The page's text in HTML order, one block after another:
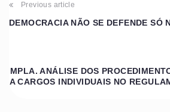
Previous article
DEMOCRACIA NÃO SE DEFENDE SÓ
MPLA. ANÁLISE DOS
A CARGOS INDIVIDUAIS NO